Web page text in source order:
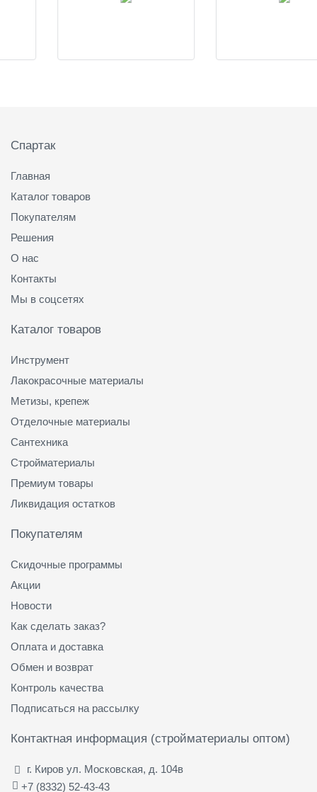
Спартак
Главная
Каталог товаров
Покупателям
Решения
О нас
Контакты
Мы в соцсетях
Каталог товаров
Инструмент
Лакокрасочные материалы
Метизы, крепеж
Отделочные материалы
Сантехника
Стройматериалы
Премиум товары
Ликвидация остатков
Покупателям
Скидочные программы
Акции
Новости
Как сделать заказ?
Оплата и доставка
Обмен и возврат
Контроль качества
Подписаться на рассылку
Контактная информация (стройматериалы оптом)
г. Киров ул. Московская, д. 104в
+7 (8332) 52-43-43